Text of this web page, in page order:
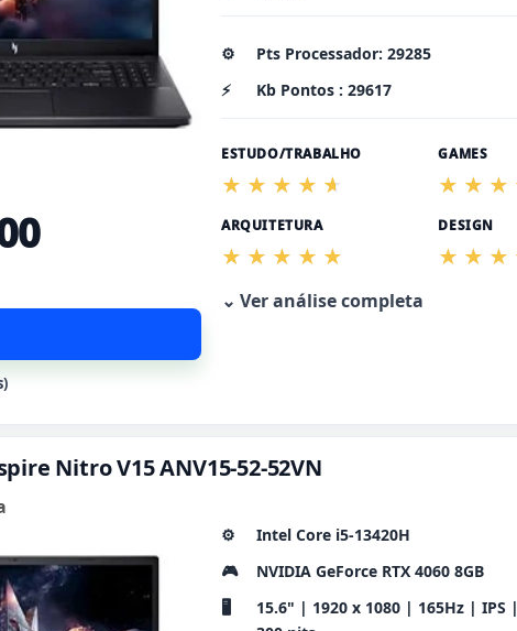
⚙️ Pts Processador: 29285
⚡
Kb Pontos : 29617
ESTUDO/TRABALHO GAMES
ARQUITETURA DESIGN
⌄ Ver análise completa
Nitro V15 ANV15-52-52VN
⚙️ Intel Core i5-13420H
🎮
NVIDIA GeForce RTX 4060 8GB
🖥️
15.6" | 1920 x 1080 | 165Hz | IPS |